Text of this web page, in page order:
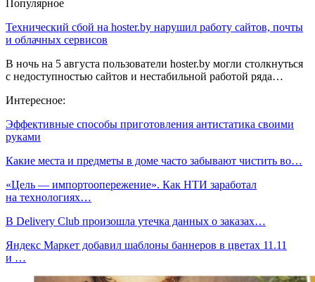
Популярное
Технический сбой на hoster.by нарушил работу сайтов, почты
и облачных сервисов
В ночь на 5 августа пользователи hoster.by могли столкнуться
с недоступностью сайтов и нестабильной работой ряда…
Интересное:
Эффективные способы приготовления антистатика своими
руками
Какие места и предметы в доме часто забывают чистить во…
«Цель — импортоопережение». Как НТИ заработал
на технологиях…
В Delivery Club произошла утечка данных о заказах…
Яндекс Маркет добавил шаблоны баннеров в цветах 11.11
и …